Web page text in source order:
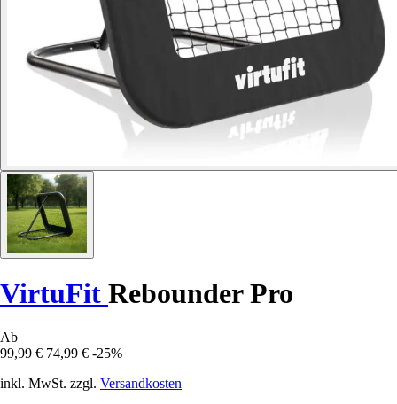
VirtuFit Rebounder Pro
Ab
99,99 € 74,99 € -25%
inkl. MwSt. zzgl. Versandkosten